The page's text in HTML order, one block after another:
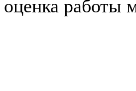
оценка работы